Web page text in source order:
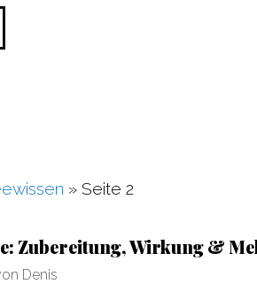
» Seite 2
Zubereitung, Wirkung &
Denis